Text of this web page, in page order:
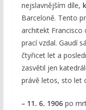
nejslavnějším díle,
Barceloně. Tento
architekt Francisco
prací vzdal. Gaudí
čtyřicet let a
zasvětil jen
právě letos, sto let
– 11. 6. 1906po